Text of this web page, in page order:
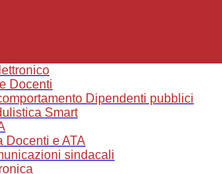
Docenti
Dipendenti pubblici
Smart
Docenti e ATA
sindacali